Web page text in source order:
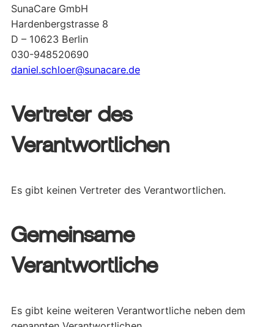
SunaCare GmbH
Hardenbergstrasse 8
D – 10623 Berlin
030-948520690
daniel.schloer@sunacare.de
Vertreter des
Verantwortlichen
Es gibt keinen Vertreter des Verantwortlichen.
Gemeinsame
Verantwortliche
Es gibt keine weiteren Verantwortliche neben dem